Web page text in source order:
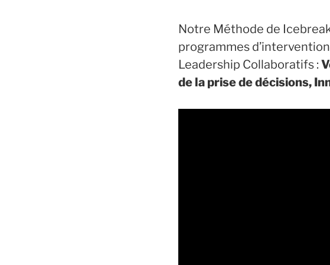
Notre Méthode de
programmes
Leadership Collaboratifs :
de la prise de décisions,